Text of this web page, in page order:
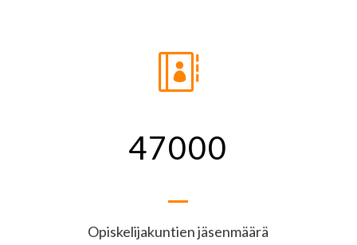

47000
Opiskelijakuntien jäsenmäärä